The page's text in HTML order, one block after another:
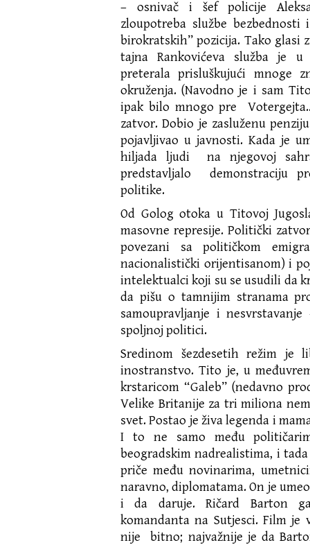
– osnivač i šef policije
zloupotreba službe bezbednosti
birokratskih” pozicija. Tako glasi
tajna Rankovićeva služba je
preterala prisluškujući mnoge
okruženja. (Navodno je i sam
ipak bilo mnogo pre
zatvor. Dobio je zasluženu
pojavljivao u javnosti. Kada je
hiljada ljudi na njegovoj
predstavljalo demonstraciju
politike.
Od Golog otoka u Titovoj
masovne represije. Politički
povezani sa političkom
nacionalistički orijentisanom) i
intelektualci koji su se usudili da
da pišu o tamnijim stranama
samoupravljanje i
spoljnoj politici.
Sredinom šezdesetih režim je
inostranstvo. Tito je, u
krstaricom “Galeb” (nedavno
Velike Britanije za tri miliona
svet. Postao je živa legenda i
I to ne samo među
beogradskim nadrealistima, i
priče među novinarima,
naravno, diplomatama. On je
i da daruje. Ričard Barton
komandanta na Sutjesci. Film je
nije bitno; najvažnije je da